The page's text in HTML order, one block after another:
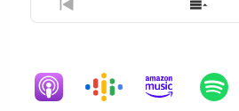
Previous
Episode
Show